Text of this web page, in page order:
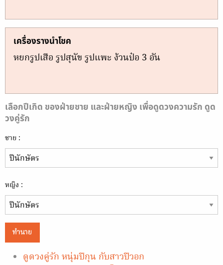
เครื่องรางนำโชค
หยกรูปเสือ รูปสุนัข รูปแพะ ง้วนป๋อ 3 อัน
เลือกปีเกิด ของฝ่ายชาย และฝ่ายหญิง เพื่อดูดวงความรัก ดูด
วงคู่รัก
ชาย :
หญิง :
ทำนาย
ดูดวงคู่รัก หนุ่มปีกุน กับสาวปีวอก